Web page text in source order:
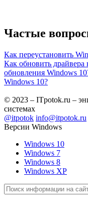
Частые
Как переустановить
Как обновить драйвера
обновления Windows
Windows 10?
© 2023 – ITpotok.ru –
системах
@itpotok info@itpotok.ru
Версии Windows
Windows 10
Windows 7
Windows 8
Windows XP